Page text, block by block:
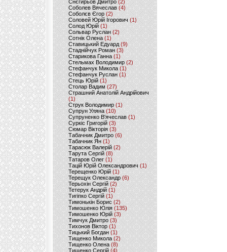
Снєгирьов Дмитро (2)
Соболев Вячеслав (4)
Соболєв Єгор(2)
Соловей Юрій Ігорович (1)
Солод Юрій (1)
Сольвар Руслан (2)
Сотнік Олена(1)
Ставицький Едуард (9)
Стаднійчук Роман(3)
Старикова Ганна (1)
Стельмах Володимир(2)
Стефанчук Микола (1)
Стефанчук Руслан (1)
Стець Юрій (1)
Столар Вадим(27)
Страшний Анатолій Андрійович
(1)
Струк Володимир (1)
Супрун Уляна (10)
Супруненко В'ячеслав (1)
Суркіс Григорій (3)
Сюмар Вікторія (3)
Табачник Дмитро (6)
Табачник Ян(1)
Тарасюк Валерій (2)
Тарута Сергій (8)
Татаров Олег(1)
Тацій Юрій Олександрович(1)
Терещенко Юрій(1)
Терещук Олександр(6)
Терьохін Сергій (2)
Тетерук Андрій (1)
Тигіпко Сергій(1)
Тимонькін Борис (2)
Тимошенко Юлія (135)
Тимошенко Юрій(3)
Тимчук Дмитро (3)
Тихонов Віктор (1)
Тицький Богдан (1)
Тищенко Микола (2)
Тищенко Олена (8)
Тищенко Сергій (4)